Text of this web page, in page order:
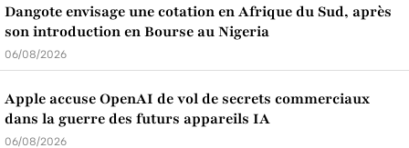
Dangote envisage une cotation en Afrique du Sud, après
son introduction en Bourse au Nigeria
06/08/2026
Apple accuse OpenAI de vol de secrets commerciaux
dans la guerre des futurs appareils IA
06/08/2026